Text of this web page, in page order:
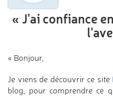
« J'ai confiance
« Bonjour,
Je viens de découvrir ce site
blog, pour comprendre ce